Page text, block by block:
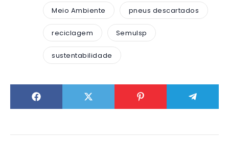
Meio Ambiente pneus descartados
reciclagem Semulsp
sustentabilidade